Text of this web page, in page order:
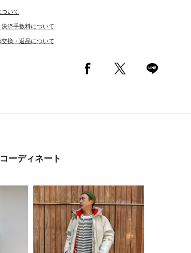
いて
済手数料について
換・返品について
ーディネート